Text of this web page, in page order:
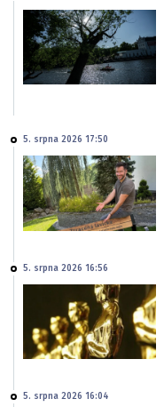
5. srpna 2026 17:50
5. srpna 2026 16:56
5. srpna 2026 16:04